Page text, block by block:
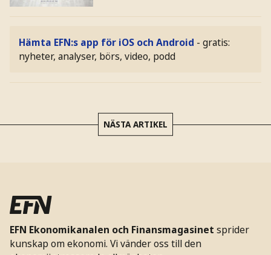
Hämta EFN:s app för iOS och Android - gratis:
nyheter, analyser, börs, video, podd
NÄSTA ARTIKEL
EFN Ekonomikanalen och Finansmagasinet sprider
kunskap om ekonomi. Vi vänder oss till den